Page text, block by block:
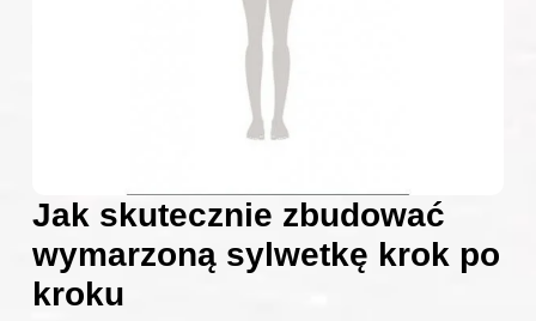
Jak skutecznie zbudować
wymarzoną sylwetkę krok po
kroku